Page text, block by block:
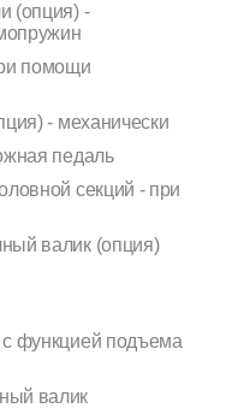
(опция) -
помощи
- механически
педаль
секций - при
валик (опция)
с функцией подъема
валик